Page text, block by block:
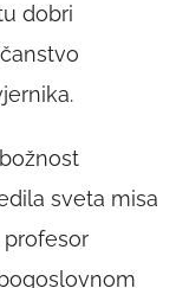
dobri
sveta misa
profesor